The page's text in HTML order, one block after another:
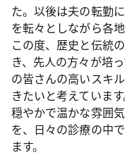
た。以後は夫の転勤
を転々としながら各
この度、歴史と伝統
き、先人の方々が培
の皆さんの高いスキ
きたいと考えていま
穏やかで温かな雰囲
を、日々の診療の中
ます。